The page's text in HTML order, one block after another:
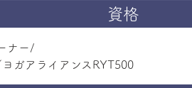
資格
ナー/